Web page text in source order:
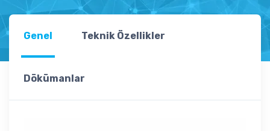
Genel Teknik Özellikler
Dökümanlar